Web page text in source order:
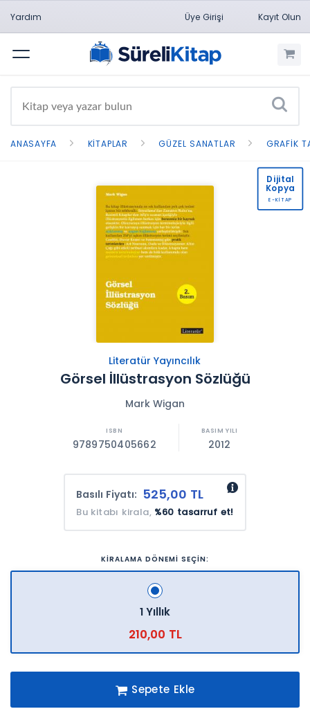
Yardım Üye Girişi Kayıt Olun
Menü
ANASAYFA KITAPLAR GÜZEL SANATLAR GRAFIK
Literatür Yayıncılık
Görsel İllüstrasyon Sözlüğü
Mark Wigan
9789750405662 2012
Basılı Fiyatı: 525,00 TL
Bu kitabı kirala, %60 tasarruf et!
KİRALAMA DÖNEMİ SEÇİN:
1 Yıllık
210,00 TL
Sepete Ekle
Dijital
Kopya
E-KİTAP